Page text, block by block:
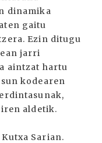
dinamika
gaitu
Ezin ditugu
jarri
aintzat hartu
kodearen
aldetik.
Sarian.